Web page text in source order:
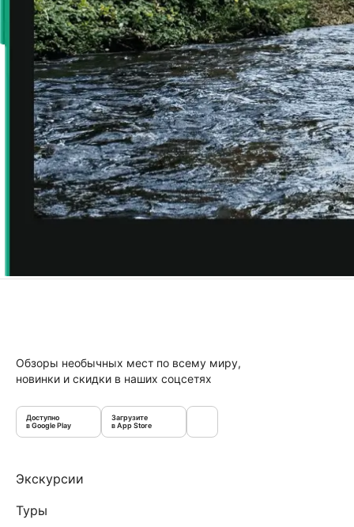
Обзоры необычных мест по всему миру,
новинки и скидки в наших соцсетях
Доступно
в Google Play
Загрузите
в App Store
Экскурсии
Туры